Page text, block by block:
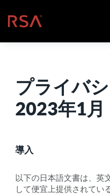
ホーム
プライバ
2023年1月
導入
以下の日本語文書は、英
して便宜上提供されてい